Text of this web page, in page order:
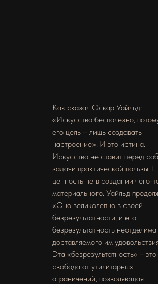
Как сказал Оскар Уайльд:
«Искусство бесполезно,
его цель – лишь создавать
настроение». И это истина.
Искусство не ставит перед
задачи практической пользы.
ценность не в создании чего-
материального. Уайльд
«Оно великолепно в своей
безрезультатности, и его
безрезультатность неотделима
доставляемого им
Эта «безрезультатность» – это
свобода от утилитарных
ограничений, позволяющая